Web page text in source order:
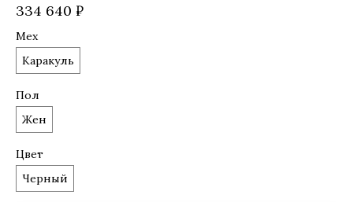
334 640 ₽
Мех
Каракуль
Пол
Жен
Цвет
Черный